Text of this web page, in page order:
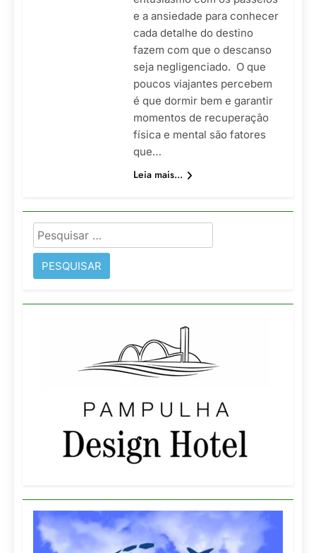
e a ansiedade para conhecer
cada detalhe do destino
fazem com que o descanso
seja negligenciado. O que
poucos viajantes percebem
é que dormir bem e garantir
momentos de recuperação
física e mental são fatores
que…
Leia mais...
Pesquisar
por: